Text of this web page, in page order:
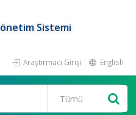
Sistemi
Araştırmacı Girişi English